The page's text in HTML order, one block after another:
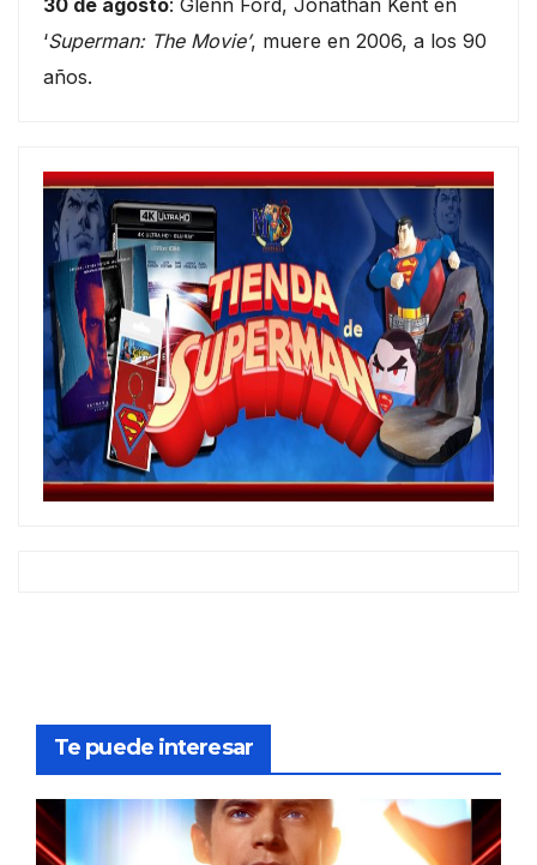
‘Superman: The Movie’, muere en 2006, a los 90
años.
Te puede interesar